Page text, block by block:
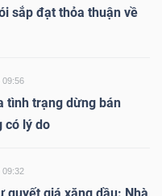
sắp đạt thỏa thuận về
09:56
tình trạng dừng bán
có lý do
09:32